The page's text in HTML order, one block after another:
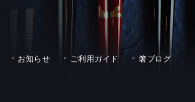
お知らせ ご利用ガイド 箸ブログ